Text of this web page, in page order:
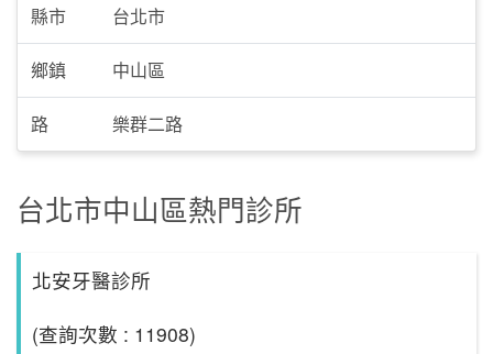
縣市 台北市
鄉鎮 中山區
路 樂群二路
台北市中山區熱門診所
北安牙醫診所
(查詢次數 : 11908)